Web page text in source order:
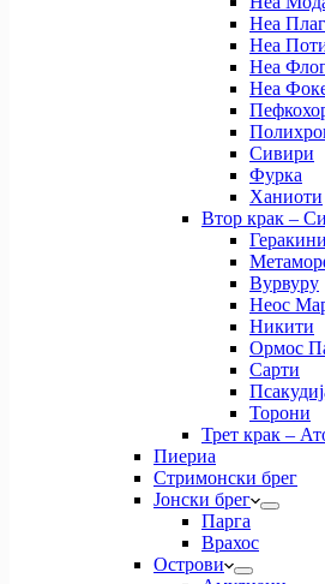
Неа
Неа
Неа
Неа
Сивири
Фурка
Ханиоти
Втор крак –
Геракини
Вурвуру
Неос
Никити
Ормос
Сарти
Торони
Трет крак –
Пиериа
Стримонски брег
Јонски брег
Парга
Врахос
Острови